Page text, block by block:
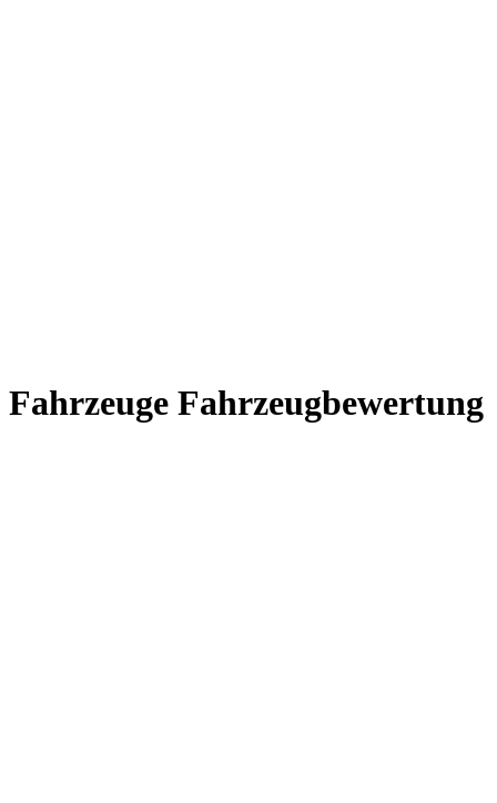
Fahrzeuge Fahrzeugbewertung